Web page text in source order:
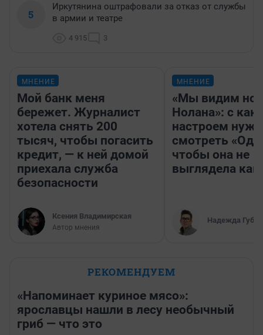
5
Иркутянина оштрафовали за отказ от службы
в армии и театре
4 915 3
МНЕНИЕ
Мой банк меня
бережет. Журналист
хотела снять 200
тысяч, чтобы погасить
кредит, — к ней домой
приехала служба
безопасности
Ксения Владимирская
Автор мнения
МНЕНИЕ
«Мы видим
Нолана»: с
настроем
смотреть
чтобы она не
выглядела как
Надежда
РЕКОМЕНДУЕМ
«Напоминает куриное мясо»:
ярославцы нашли в лесу необычный
гриб — что это